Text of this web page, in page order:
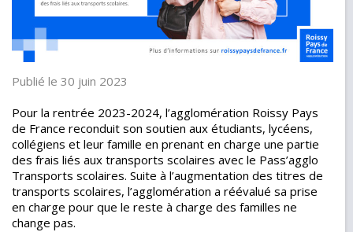
Publié le 30 juin 2023
Pour la rentrée 2023-2024, l’agglomération Roissy Pays
de France reconduit son soutien aux étudiants, lycéens,
collégiens et leur famille en prenant en charge une partie
des frais liés aux transports scolaires avec le Pass’agglo
Transports scolaires. Suite à l’augmentation des titres de
transports scolaires, l’agglomération a réévalué sa prise
en charge pour que le reste à charge des familles ne
change pas.